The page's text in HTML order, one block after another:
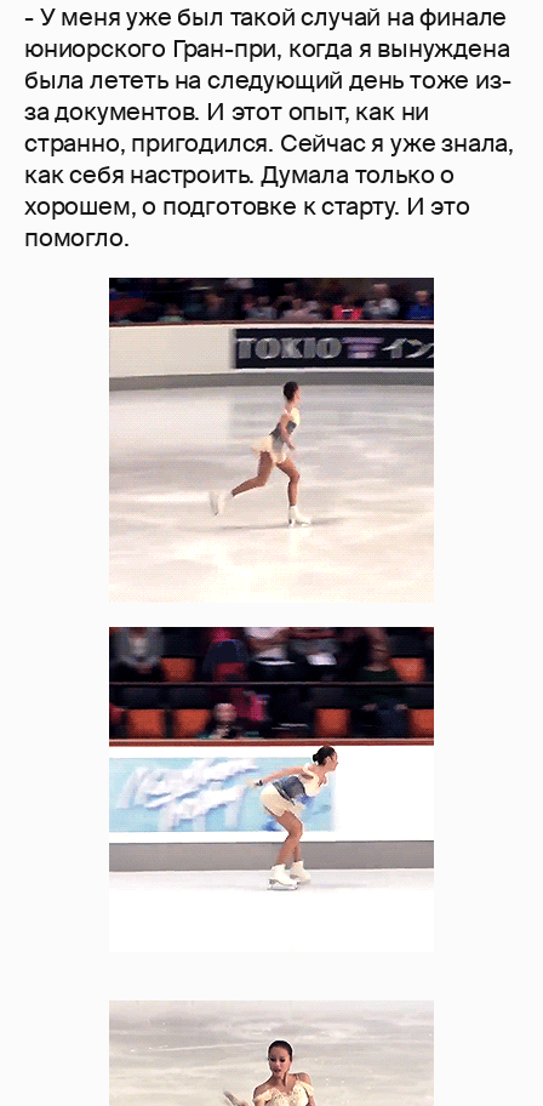
- У меня уже был такой случай на финале
юниорского Гран-при, когда я вынуждена
была лететь на следующий день тоже из-
за документов. И этот опыт, как ни
странно, пригодился. Сейчас я уже знала,
как себя настроить. Думала только о
хорошем, о подготовке к старту. И это
помогло.